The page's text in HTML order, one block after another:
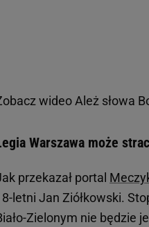
wideo Ależ słowa
Warszawa może
przekazał portal
letni Jan Ziółkowski.
Zielonym nie będzie